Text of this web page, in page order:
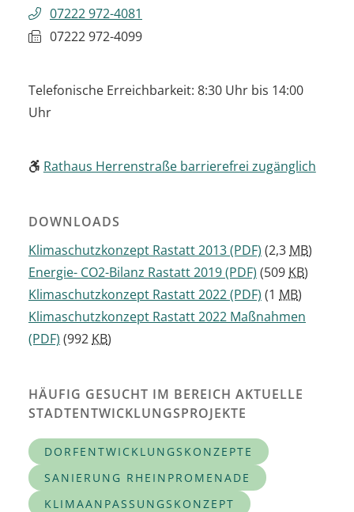
07222 972-4081
07222 972-4099
Telefonische Erreichbarkeit: 8:30 Uhr bis 14:00
Uhr
Rathaus Herrenstraße barrierefrei zugänglich
DOWNLOADS
Klimaschutzkonzept Rastatt 2013(PDF) (2,3 MB)
Energie- CO2-Bilanz Rastatt 2019(PDF) (509 KB)
Klimaschutzkonzept Rastatt 2022(PDF) (1 MB)
Klimaschutzkonzept Rastatt 2022 Maßnahmen
(PDF) (992 KB)
HÄUFIG GESUCHT IM BEREICH AKTUELLE
STADTENTWICKLUNGSPROJEKTE
DORFENTWICKLUNGSKONZEPTE
SANIERUNG RHEINPROMENADE
KLIMAANPASSUNGSKONZEPT